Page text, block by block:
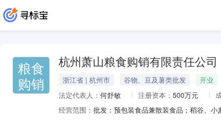
粮食
购销
杭州萧山粮食购销有限责任公司
浙江省 | 杭州市 谷物、豆及薯类批发
开业
法定代表人： 何舒敏 注册资本： 500万元
经营范围：